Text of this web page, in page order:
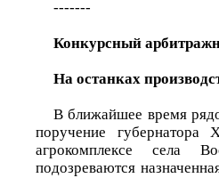
-------
Конкурсный
На останках
В ближайшее время
поручение губернатора
агрокомплексе села
подозреваются